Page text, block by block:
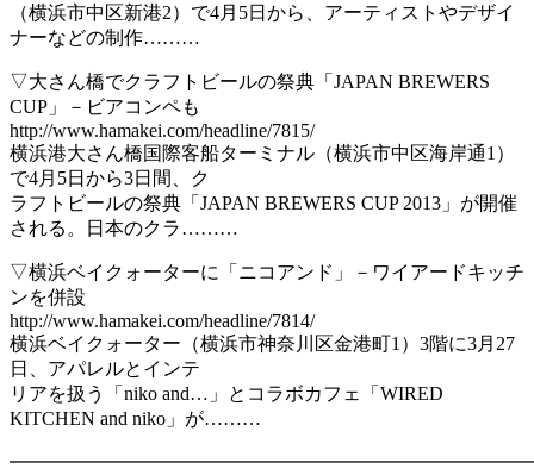
（横浜市中区新港2）で4月5日から、アーティストやデザイ
ナーなどの制作………
▽大さん橋でクラフトビールの祭典「JAPAN BREWERS
CUP」－ビアコンペも
http://www.hamakei.com/headline/7815/
横浜港大さん橋国際客船ターミナル（横浜市中区海岸通1）
で4月5日から3日間、ク
ラフトビールの祭典「JAPAN BREWERS CUP 2013」が開催
される。日本のクラ………
▽横浜ベイクォーターに「ニコアンド」－ワイアードキッチ
ンを併設
http://www.hamakei.com/headline/7814/
横浜ベイクォーター（横浜市神奈川区金港町1）3階に3月27
日、アパレルとインテ
リアを扱う「niko and…」とコラボカフェ「WIRED
KITCHEN and niko」が………